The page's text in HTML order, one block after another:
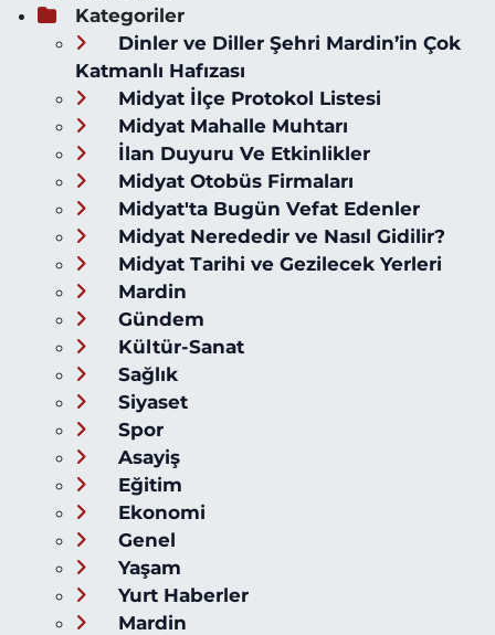
Kategoriler
Dinler ve Diller Şehri Mardin’in Çok
Katmanlı Hafızası
Midyat İlçe Protokol Listesi
Midyat Mahalle Muhtarı
İlan Duyuru Ve Etkinlikler
Midyat Otobüs Firmaları
Midyat'ta Bugün Vefat Edenler
Midyat Nerededir ve Nasıl Gidilir?
Midyat Tarihi ve Gezilecek Yerleri
Mardin
Gündem
Kültür-Sanat
Sağlık
Siyaset
Spor
Asayiş
Eğitim
Ekonomi
Genel
Yaşam
Yurt Haberler
Mardin